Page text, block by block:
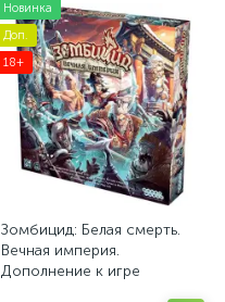
Новинка
Доп.
18+
Зомбицид: Белая смерть.
Вечная империя.
Дополнение к игре